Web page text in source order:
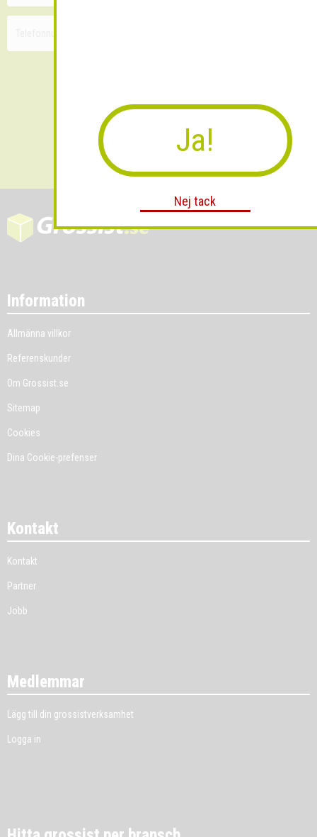
Skicka
Information
Allmänna villkor
Referenskunder
Om Grossist.se
Sitemap
Cookies
Dina Cookie-prefenser
Kontakt
Kontakt
Partner
Jobb
Medlemmar
Lägg till din grossistverksamhet
Logga in
Ja!
Nej tack